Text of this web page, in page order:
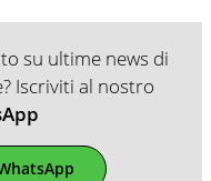
su ultime news di
Iscriviti al nostro